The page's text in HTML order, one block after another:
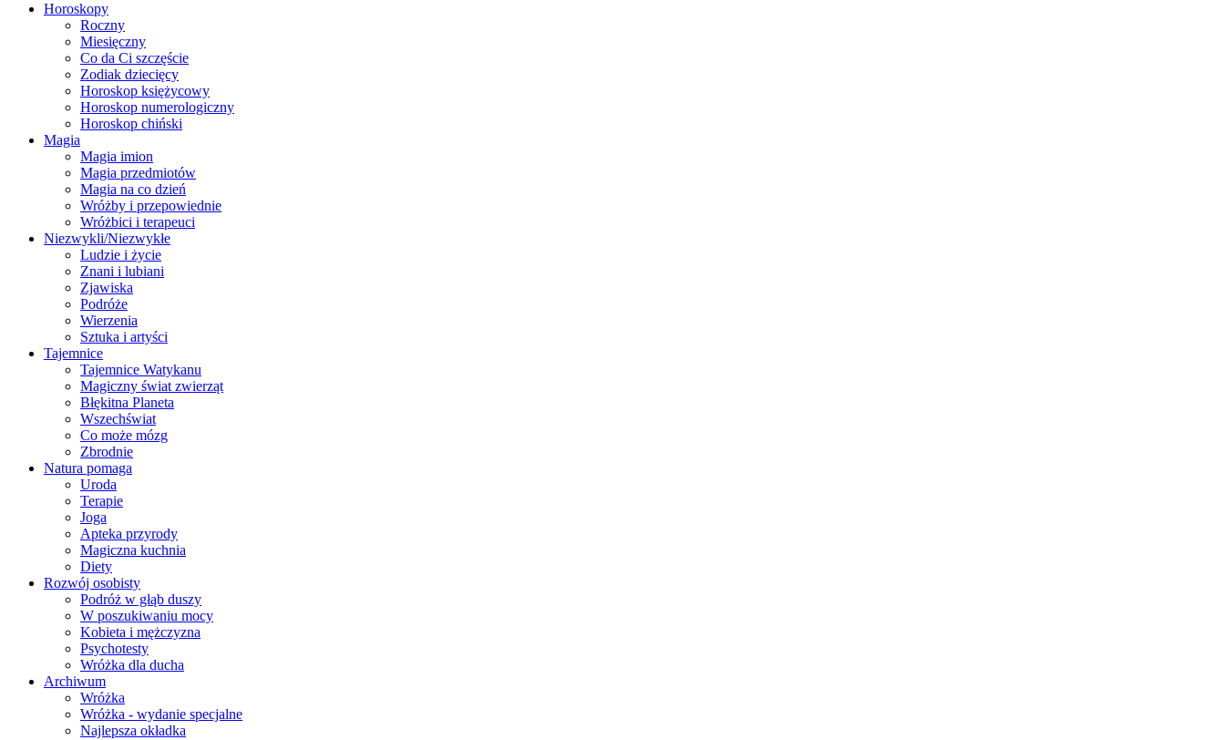
Horoskopy
Roczny
Miesięczny
Co da Ci szczęście
Zodiak dziecięcy
Horoskop księżycowy
Horoskop numerologiczny
Horoskop chiński
Magia
Magia imion
Magia przedmiotów
Magia na co dzień
Wróżby i przepowiednie
Wróżbici i terapeuci
Niezwykli/Niezwykłe
Ludzie i życie
Znani i lubiani
Zjawiska
Podróże
Wierzenia
Sztuka i artyści
Tajemnice
Tajemnice Watykanu
Magiczny świat zwierząt
Błękitna Planeta
Wszechświat
Co może mózg
Zbrodnie
Natura pomaga
Uroda
Terapie
Joga
Apteka przyrody
Magiczna kuchnia
Diety
Rozwój osobisty
Podróż w głąb duszy
W poszukiwaniu mocy
Kobieta i mężczyzna
Psychotesty
Wróżka dla ducha
Archiwum
Wróżka
Wróżka - wydanie specjalne
Najlepsza okładka